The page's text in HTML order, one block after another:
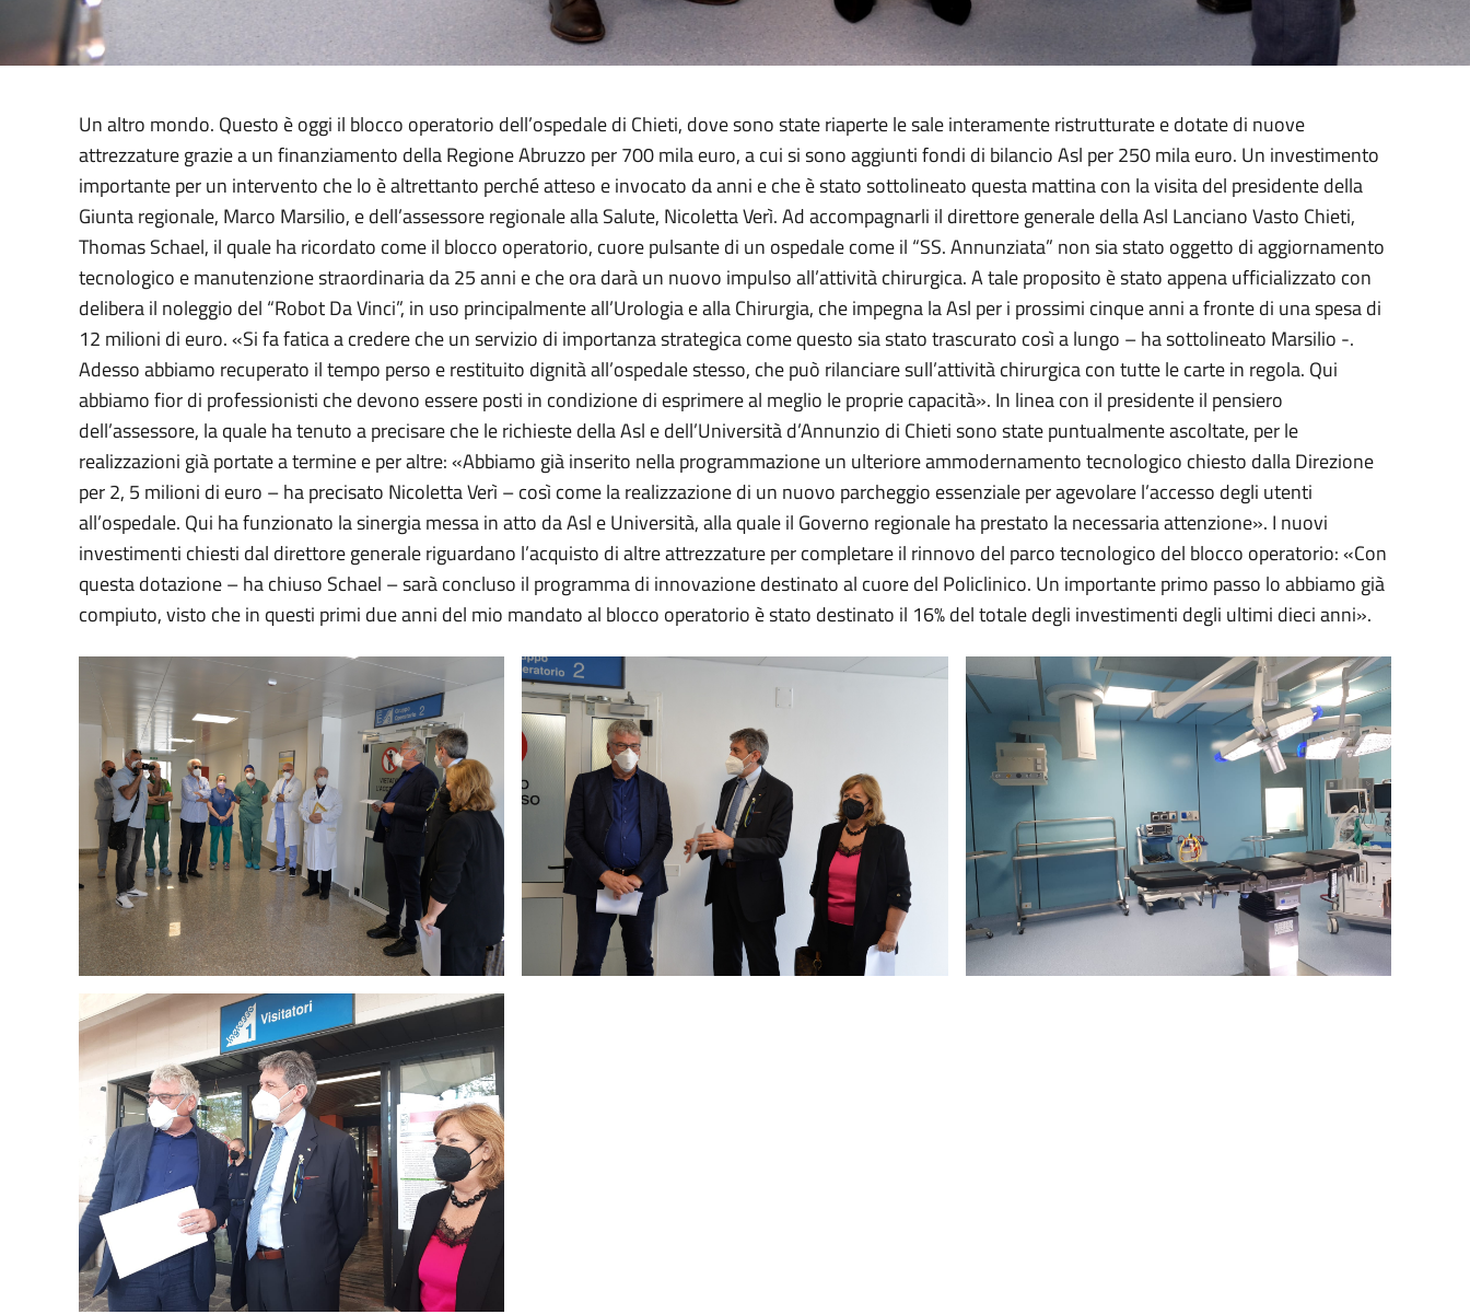
Un altro mondo. Questo è oggi il blocco operatorio dell’ospedale di Chieti, dove sono state riaperte le sale interamente ristrutturate e dotate di nuove
attrezzature grazie a un finanziamento della Regione Abruzzo per 700 mila euro, a cui si sono aggiunti fondi di bilancio Asl per 250 mila euro. Un investimento
importante per un intervento che lo è altrettanto perché atteso e invocato da anni e che è stato sottolineato questa mattina con la visita del presidente della
Giunta regionale, Marco Marsilio, e dell’assessore regionale alla Salute, Nicoletta Verì. Ad accompagnarli il direttore generale della Asl Lanciano Vasto Chieti,
Thomas Schael, il quale ha ricordato come il blocco operatorio, cuore pulsante di un ospedale come il “SS. Annunziata” non sia stato oggetto di aggiornamento
tecnologico e manutenzione straordinaria da 25 anni e che ora darà un nuovo impulso all’attività chirurgica. A tale proposito è stato appena ufficializzato con
delibera il noleggio del “Robot Da Vinci”, in uso principalmente all’Urologia e alla Chirurgia, che impegna la Asl per i prossimi cinque anni a fronte di una spesa di
12 milioni di euro. «Si fa fatica a credere che un servizio di importanza strategica come questo sia stato trascurato così a lungo – ha sottolineato Marsilio -.
Adesso abbiamo recuperato il tempo perso e restituito dignità all’ospedale stesso, che può rilanciare sull’attività chirurgica con tutte le carte in regola. Qui
abbiamo fior di professionisti che devono essere posti in condizione di esprimere al meglio le proprie capacità». In linea con il presidente il pensiero
dell’assessore, la quale ha tenuto a precisare che le richieste della Asl e dell’Università d’Annunzio di Chieti sono state puntualmente ascoltate, per le
realizzazioni già portate a termine e per altre: «Abbiamo già inserito nella programmazione un ulteriore ammodernamento tecnologico chiesto dalla Direzione
per 2, 5 milioni di euro – ha precisato Nicoletta Verì – così come la realizzazione di un nuovo parcheggio essenziale per agevolare l’accesso degli utenti
all’ospedale. Qui ha funzionato la sinergia messa in atto da Asl e Università, alla quale il Governo regionale ha prestato la necessaria attenzione». I nuovi
investimenti chiesti dal direttore generale riguardano l’acquisto di altre attrezzature per completare il rinnovo del parco tecnologico del blocco operatorio: «Con
questa dotazione – ha chiuso Schael – sarà concluso il programma di innovazione destinato al cuore del Policlinico. Un importante primo passo lo abbiamo già
compiuto, visto che in questi primi due anni del mio mandato al blocco operatorio è stato destinato il 16% del totale degli investimenti degli ultimi dieci anni».